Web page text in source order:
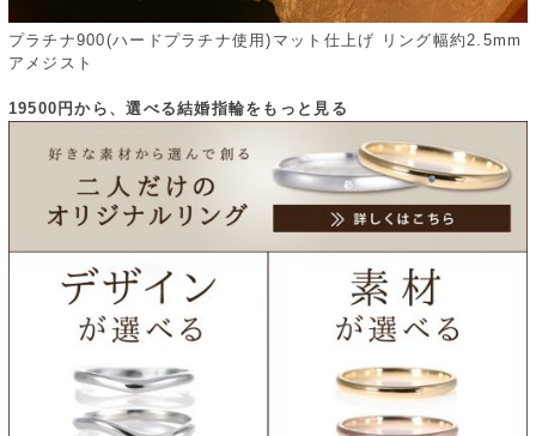
プラチナ900(ハードプラチナ使用)マット仕上げ リング幅約2.5mm
アメジスト
19500円から、選べる結婚指輪をもっと見る